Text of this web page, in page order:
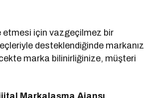
etmesi için vazgeçilmez bir
desteklendiğinde markanız
marka bilinirliğinize, müşteri
Markalaşma Ajansı